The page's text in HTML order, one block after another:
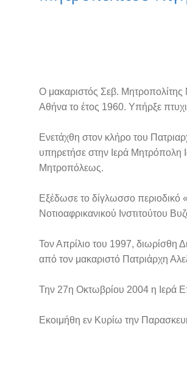
Ο μακαριστός Σεβ. Μητροπολίτης
Αθήνα το έτος 1960. Υπήρξε
Ενετάχθη στον κλήρο του
υπηρετήσε στην Ιερά Μητρόπολη
Μητροπόλεως.
Εξέδωσε το δίγλωσσο
Νοτιοαφρικανικού Ινστιτούτου
Τον Απρίλιο του 1997, διωρίσθη
από τον μακαριστό Πατριάρχη
Την 27η Οκτωβρίου 2004 η Ιερά
Εκοιμήθη εν Κυρίω την